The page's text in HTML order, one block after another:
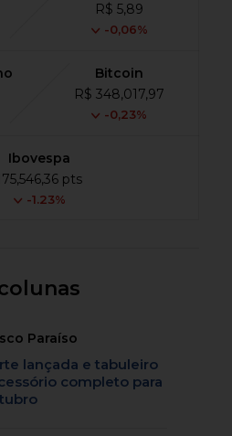
R$ 5,89
-0,06%
Bitcoin
R$ 348,017,97
-0,23%
Ibovespa
pts
-1.23%
Paraíso
lançada e tabuleiro
completo para